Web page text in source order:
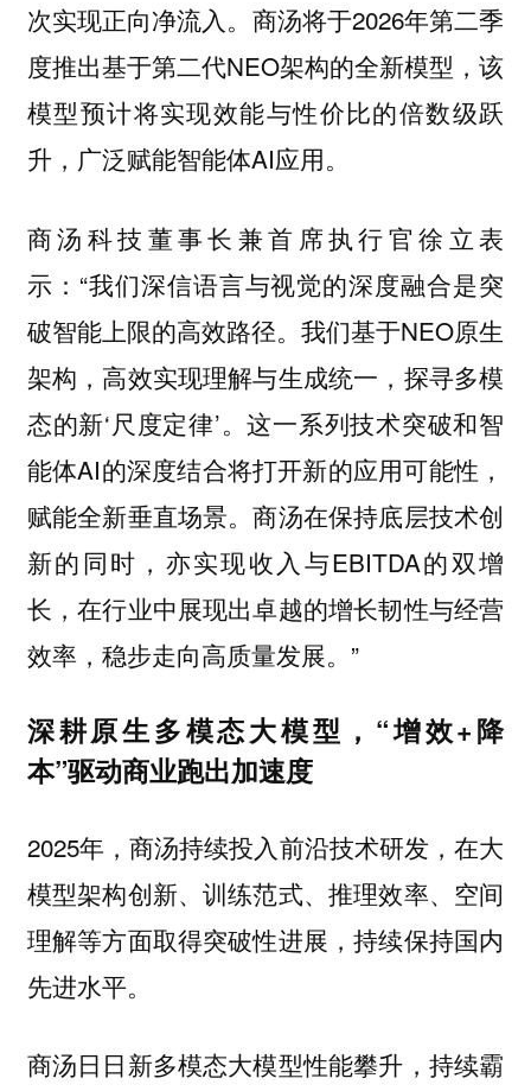
次实现正向净流入。商汤将于2026年第二季
度推出基于第二代NEO架构的全新模型，该
模型预计将实现效能与性价比的倍数级跃
升，广泛赋能智能体AI应用。
商汤科技董事长兼首席执行官徐立表
示：“我们深信语言与视觉的深度融合是突
破智能上限的高效路径。我们基于NEO原生
架构，高效实现理解与生成统一，探寻多模
态的新‘尺度定律’。这一系列技术突破和智
能体AI的深度结合将打开新的应用可能性，
赋能全新垂直场景。商汤在保持底层技术创
新的同时，亦实现收入与EBITDA的双增
长，在行业中展现出卓越的增长韧性与经营
效率，稳步走向高质量发展。”
深耕原生多模态大模型，“增效+降
本”驱动商业跑出加速度
2025年，商汤持续投入前沿技术研发，在大
模型架构创新、训练范式、推理效率、空间
理解等方面取得突破性进展，持续保持国内
先进水平。
商汤日日新多模态大模型性能攀升，持续霸